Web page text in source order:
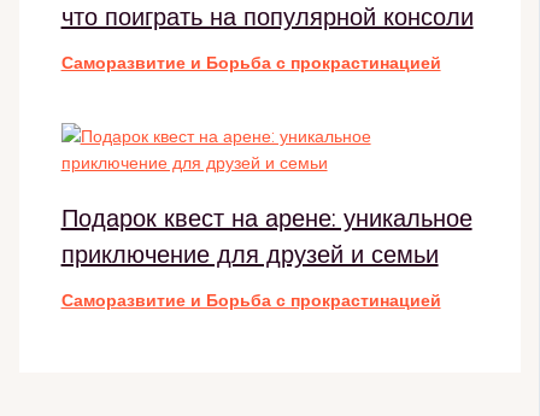
что поиграть на популярной консоли
Саморазвитие и Борьба с прокрастинацией
Подарок квест на арене: уникальное
приключение для друзей и семьи
Саморазвитие и Борьба с прокрастинацией